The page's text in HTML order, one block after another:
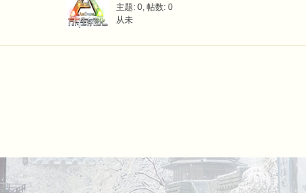
主题: 0,帖数: 0
从未